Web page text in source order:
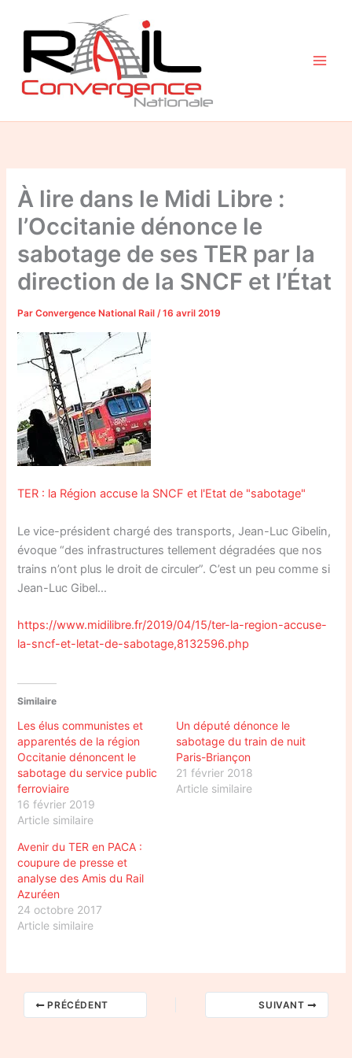
contenu
À lire dans le Midi Libre :
l’Occitanie dénonce le
sabotage de ses TER par la
direction de la SNCF et l’État
ParConvergence National Rail/16 avril 2019
TER : la Région accuse la SNCF et l'Etat de "sabotage"
Le vice-président chargé des transports, Jean-Luc Gibelin,
évoque “des infrastructures tellement dégradées que nos
trains n’ont plus le droit de circuler”. C’est un peu comme si
Jean-Luc Gibel…
https://www.midilibre.fr/2019/04/15/ter-la-region-accuse-
la-sncf-et-letat-de-sabotage,8132596.php
Similaire
Les élus communistes et
apparentés de la région
Occitanie dénoncent le
sabotage du service public
ferroviaire
16 février 2019
Article similaire
Un député dénonce le
sabotage du train de nuit
Paris-Briançon
21 février 2018
Article similaire
Avenir du TER en PACA :
coupure de presse et
analyse des Amis du Rail
Azuréen
24 octobre 2017
Article similaire
PRÉCÉDENT SUIVANT